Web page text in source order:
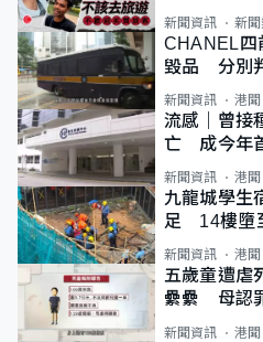
質旅客
新聞資訊 新
CHANEL四
毀品 分別
新聞資訊 港聞
流感｜曾接
亡 成今年
新聞資訊 港聞
九龍城學生
足 14樓墮
新聞資訊 港聞
五歲童遭虐
纍纍 母認
類案最惡劣
新聞資訊 港聞